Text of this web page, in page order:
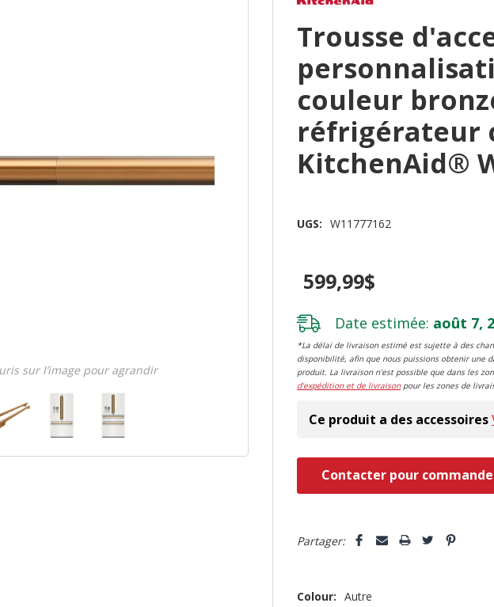
sur l’image pour agrandir
Trousse
couleur
réfrigérateur
KitchenAid®
UGS: W11777162
599,99$
Date estimée: août 7,
*La délai de livraison estimé est sujette à des
disponibilité, afin que nous puissions obtenir une
produit. La livraison n'est possible que dans les
d'expédition et de livraisonpour les zones de
Ce produit a des accessoires
que
Contacter pour
Partager:
Colour: Autre